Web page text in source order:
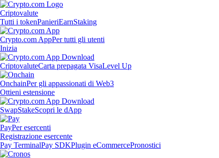
Criptovalute
Tutti i tokenPanieriEarnStaking
Crypto.com AppPer tutti gli utenti
Inizia
CriptovaluteCarta prepagata VisaLevel Up
OnchainPer gli appassionati di Web3
Ottieni estensione
SwapStakeScopri le dApp
PayPer esercenti
Registrazione esercente
Pay TerminalPay SDKPlugin eCommercePronostici